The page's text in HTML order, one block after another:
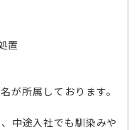
置
が所属しております。
中途入社でも馴染みや